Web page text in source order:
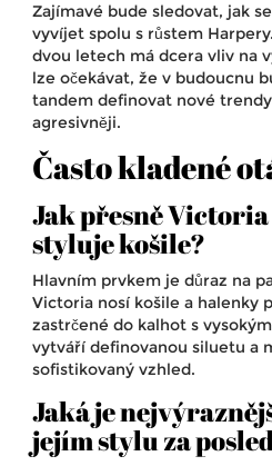
Zajímavé bude sledovat, jak
vyvíjet spolu s růstem
dvou letech má dcera vliv na
lze očekávat, že v budoucnu
tandem definovat nové
agresivněji.
Často kladené
Jak přesně
styluje košile?
Hlavním prvkem je důraz na
Victoria nosí košile a halenky
zastrčené do kalhot s
vytváří definovanou siluetu a
sofistikovaný vzhled.
Jaká je
jejím stylu za